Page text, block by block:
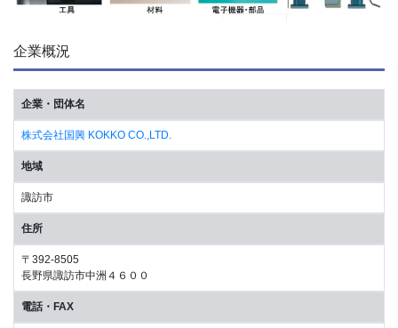
企業概況
企業・団体名
株式会社国興 KOKKO CO.,LTD.
地域
諏訪市
住所
〒392-8505
長野県諏訪市中洲４６００
電話・FAX